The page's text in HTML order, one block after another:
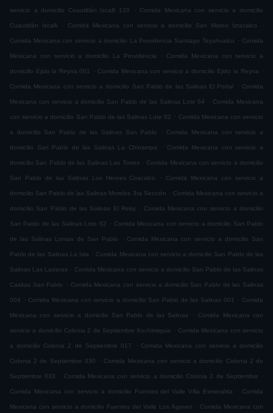
servicio a domicilio Cuautitlán Izcalli 120 . Comida Mexicana con servicio a domicilio
Cuautitlán Izcalli . Comida Mexicana con servicio a domicilio San Mateo Iztacalco .
Comida Mexicana con servicio a domicilio La Providencia Santiago Teyahualco . Comida
Mexicana con servicio a domicilio La Providencia . Comida Mexicana con servicio a
domicilio Ejido la Reyna 001 . Comida Mexicana con servicio a domicilio Ejido la Reyna .
Comida Mexicana con servicio a domicilio San Pablo de las Salinas El Portal . Comida
Mexicana con servicio a domicilio San Pablo de las Salinas Lote 64 . Comida Mexicana
con servicio a domicilio San Pablo de las Salinas Lote 82 . Comida Mexicana con servicio
a domicilio San Pablo de las Salinas San Pablo . Comida Mexicana con servicio a
domicilio San Pablo de las Salinas La Chinampa . Comida Mexicana con servicio a
domicilio San Pablo de las Salinas Las Torres . Comida Mexicana con servicio a domicilio
San Pablo de las Salinas Los Heroes Coacalco . Comida Mexicana con servicio a
domicilio San Pablo de las Salinas Morelos 3ra Sección . Comida Mexicana con servicio a
domicilio San Pablo de las Salinas El Reloj . Comida Mexicana con servicio a domicilio
San Pablo de las Salinas Lote 62 . Comida Mexicana con servicio a domicilio San Pablo
de las Salinas Lomas de San Pablo . Comida Mexicana con servicio a domicilio San
Pablo de las Salinas La Isla . Comida Mexicana con servicio a domicilio San Pablo de las
Salinas Las Laderas . Comida Mexicana con servicio a domicilio San Pablo de las Salinas
Casitas San Pablo . Comida Mexicana con servicio a domicilio San Pablo de las Salinas
004 . Comida Mexicana con servicio a domicilio San Pablo de las Salinas 001 . Comida
Mexicana con servicio a domicilio San Pablo de las Salinas . Comida Mexicana con
servicio a domicilio Colonia 2 de Septiembre Xochimiquia . Comida Mexicana con servicio
a domicilio Colonia 2 de Septiembre 017 . Comida Mexicana con servicio a domicilio
Colonia 2 de Septiembre 030 . Comida Mexicana con servicio a domicilio Colonia 2 de
Septiembre 033 . Comida Mexicana con servicio a domicilio Colonia 2 de Septiembre .
Comida Mexicana con servicio a domicilio Fuentes del Valle Villa Esmeralda . Comida
Mexicana con servicio a domicilio Fuentes del Valle Los Agaves . Comida Mexicana con